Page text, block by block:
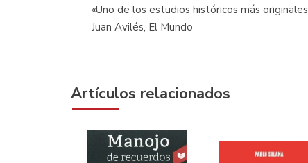
«Uno de los estudios históricos más
Juan Avilés, El Mundo
Artículos relacionados